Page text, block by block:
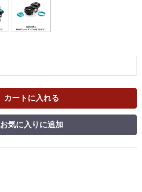
カートに入れる
お気に入りに追加